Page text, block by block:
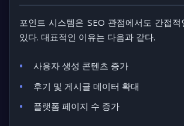
포인트 시스템은 SEO 관점에서도 간접
있다. 대표적인 이유는 다음과 같다.
사용자 생성 콘텐츠 증가
후기 및 게시글 데이터 확대
플랫폼 페이지 수 증가